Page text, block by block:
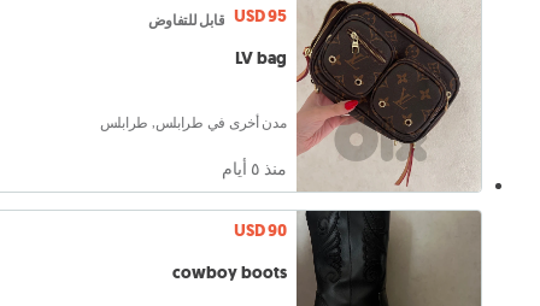
USD 95 قابل للتفاوض
LV bag
مدن أخرى في طرابلس, طرابلس
منذ ٥ أيام
USD 90
cowboy boots